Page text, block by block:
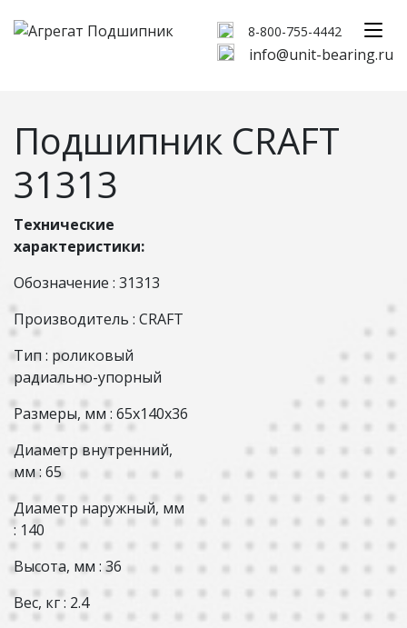
8-800-755-4442
info@unit-bearing.ru
Подшипник CRAFT
31313
Технические
характеристики:
Обозначение : 31313
Производитель : CRAFT
Тип : роликовый
радиально-упорный
Размеры, мм : 65x140x36
Диаметр внутренний,
мм : 65
Диаметр наружный, мм
: 140
Высота, мм : 36
Вес, кг : 2.4